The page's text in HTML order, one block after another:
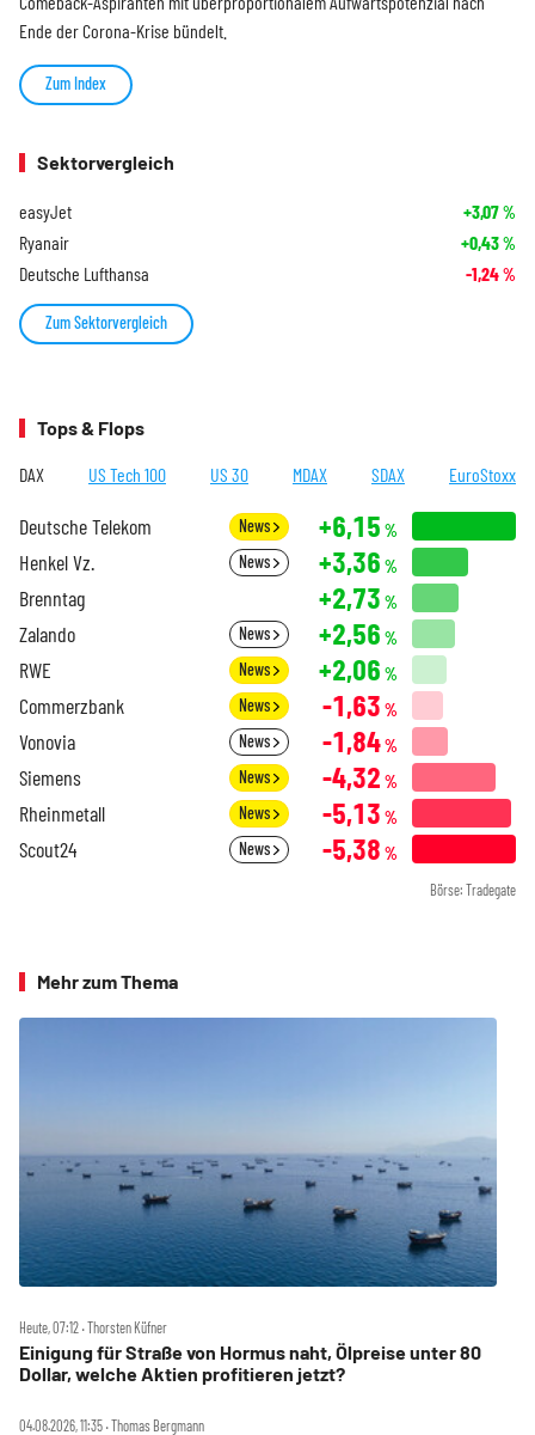
Ende der Corona-Krise bündelt.
Zum Index
Sektorvergleich
easyJet +3,07%
Ryanair +0,43%
Deutsche Lufthansa -1,24%
Zum Sektorvergleich
Tops & Flops
DAX US Tech 100 US 30 MDAX SDAX EuroStoxx
Deutsche Telekom News +6,15 %
Henkel Vz. News +3,36 %
Brenntag +2,73 %
Zalando News +2,56 %
RWE News +2,06 %
Commerzbank News -1,63 %
Vonovia News -1,84%
Siemens News -4,32 %
Rheinmetall News -5,13 %
Scout24 News -5,38 %
Börse: Tradegate
Mehr zum Thema
Heute, 07:12 ‧ Thorsten Küfner
Einigung für Straße von Hormus naht, Ölpreise unter 80
Dollar, welche Aktien profitieren jetzt?
04.08.2026, 11:35 ‧ Thomas Bergmann